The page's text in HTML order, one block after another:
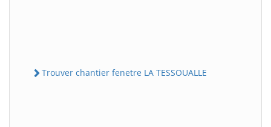
Trouver chantier fenetre LA TESSOUALLE